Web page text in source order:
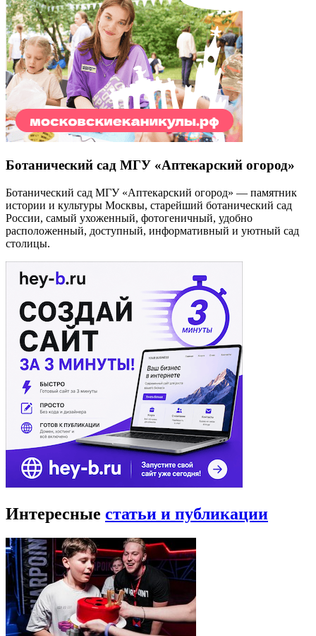
Ботанический сад МГУ «Аптекарский огород»
Ботанический сад МГУ «Аптекарский огород» — памятник
истории и культуры Москвы, старейший ботанический сад
России, самый ухоженный, фотогеничный, удобно
расположенный, доступный, информативный и уютный сад
столицы.
Интересные статьи и публикации